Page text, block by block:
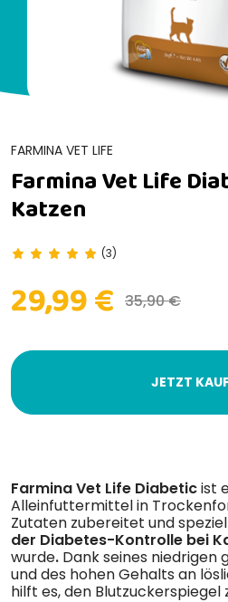
FARMINA VET LIFE
Farmina Vet Life
Katzen
(3)
29,99 € 35,90 €
JETZT
Farmina Vet Life Diabeticist
Alleinfuttermittel in
Zutaten zubereitet und
der Diabetes-Kontrolle bei
wurde. Dank seines niedrigen
und des hohen Gehalts an
hilft es, den Blutzuckerspiegel